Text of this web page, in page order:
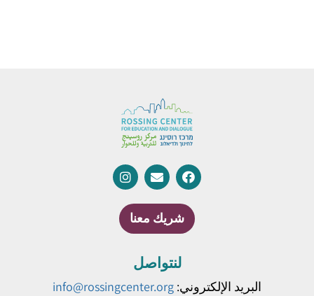
شريك معنا
لنتواصل
البريد الإلكتروني: info@rossingcenter.org